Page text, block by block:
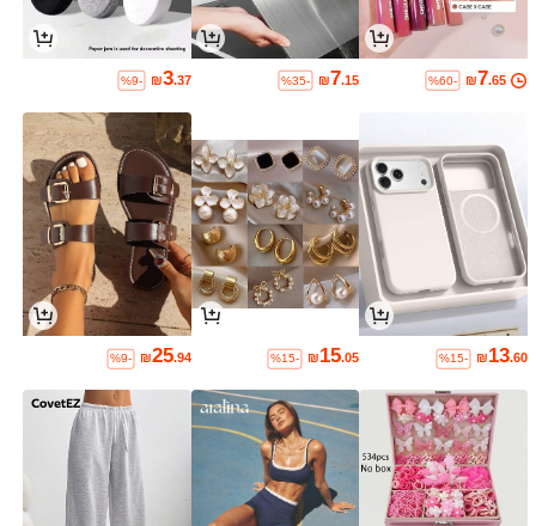
₪7.65
%60-
₪7.15
%35-
₪3.37
%9-
₪13.60
%15-
₪15.05
%15-
₪25.94
%9-